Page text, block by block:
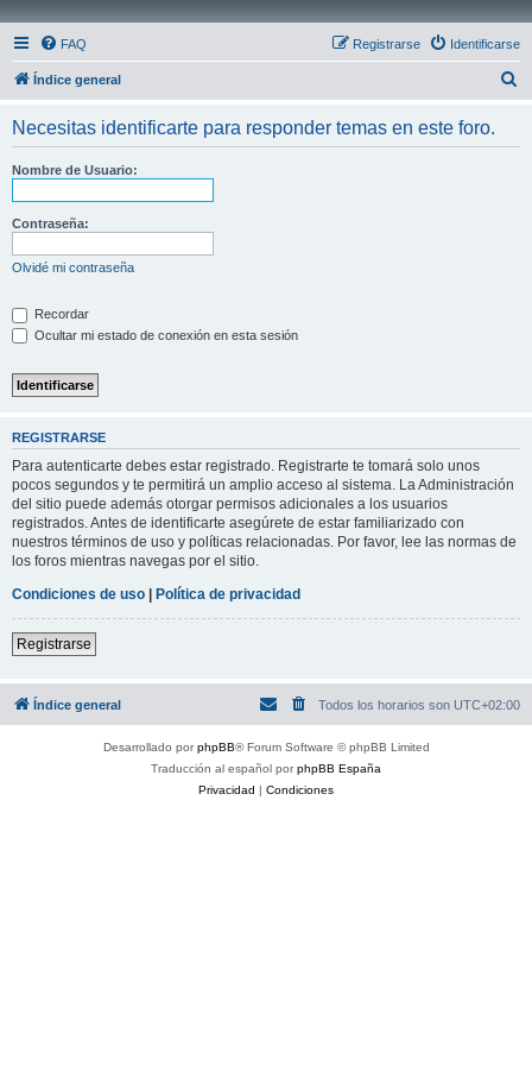
FAQ Identificarse
Registrarse
Índice general
Necesitas identificarte para responder temas en este foro.
Nombre de Usuario:
Contraseña:
Olvidé mi contraseña
Recordar
Ocultar mi estado de conexión en esta sesión
REGISTRARSE
Para autenticarte debes estar registrado. Registrarte te tomará solo unos
pocos segundos y te permitirá un amplio acceso al sistema. La Administración
del sitio puede además otorgar permisos adicionales a los usuarios
registrados. Antes de identificarte asegúrete de estar familiarizado con
nuestros términos de uso y políticas relacionadas. Por favor, lee las normas de
los foros mientras navegas por el sitio.
Condiciones de uso | Política de privacidad
Registrarse
Índice general Todos los horarios son UTC+02:00
Desarrollado porphpBB® Forum Software © phpBB Limited
Traducción al español porphpBB España
Privacidad | Condiciones